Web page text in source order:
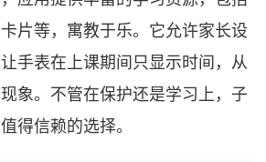
片等，寓教于乐。它允许家长设
手表在上课期间只显示时间，从
象。不管在保护还是学习上，子
得信赖的选择。